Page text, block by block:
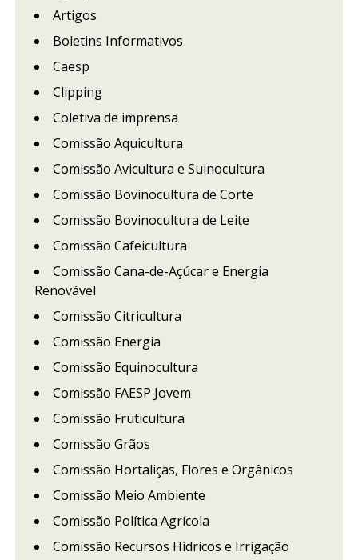
Artigos
Boletins Informativos
Caesp
Clipping
Coletiva de imprensa
Comissão Aquicultura
Comissão Avicultura e Suinocultura
Comissão Bovinocultura de Corte
Comissão Bovinocultura de Leite
Comissão Cafeicultura
Comissão Cana-de-Açúcar e Energia
Renovável
Comissão Citricultura
Comissão Energia
Comissão Equinocultura
Comissão FAESP Jovem
Comissão Fruticultura
Comissão Grãos
Comissão Hortaliças, Flores e Orgânicos
Comissão Meio Ambiente
Comissão Política Agrícola
Comissão Recursos Hídricos e Irrigação